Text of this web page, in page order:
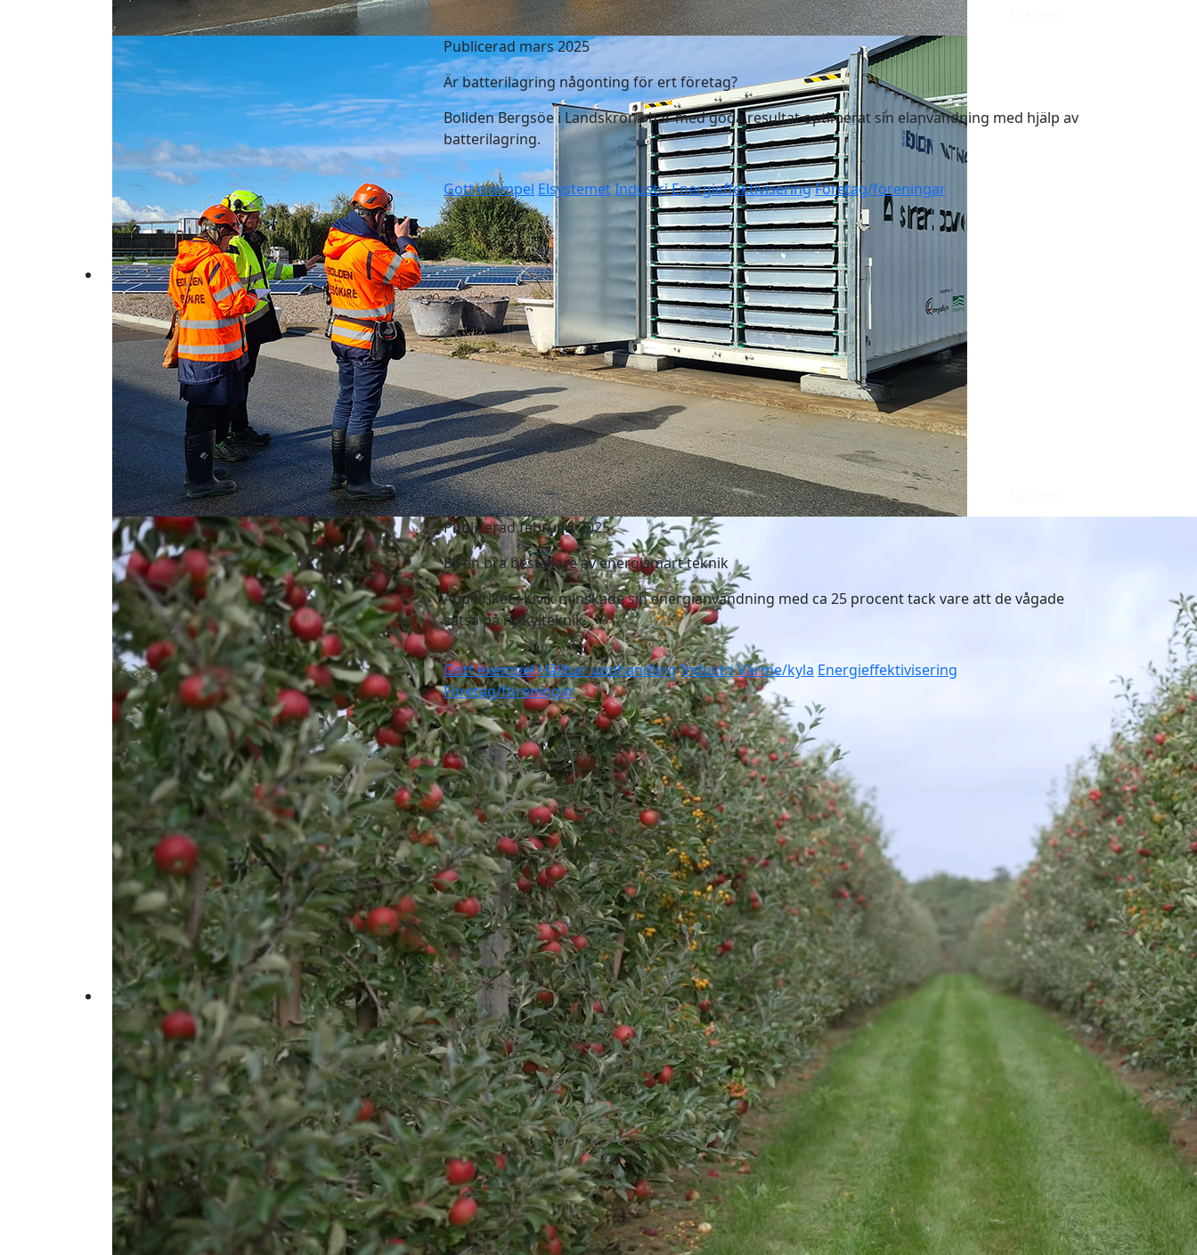
Publicerad mars 2025
Är batterilagring någonting för ert företag?
Boliden Bergsöe i Landskrona har med goda resultat optimerat sin elanvändning med hjälp av
batterilagring.
Gott exempel ElsystemetIndustriEnergieffektiviseringFöretag/föreningar
Publicerad februari 2025
Bli en bra beställare av energismart teknik
Äppelriket i Kivik minskade sin energianvändning med ca 25 procent tack vare att de vågade
satsa på ny kylteknik.
Gott exempelHållbar upphandlingIndustriVärme/kyla Energieffektivisering
Företag/föreningar